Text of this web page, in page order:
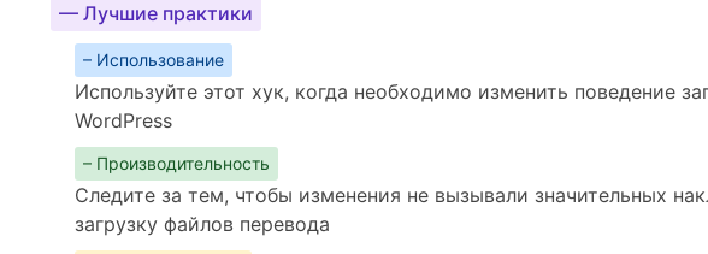
— Лучшие практики
– Использование
Используйте этот хук, когда необходимо изменить поведение
WordPress
– Производительность
Следите за тем, чтобы изменения не вызывали значительных
загрузку файлов перевода